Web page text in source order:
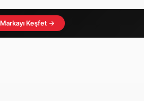
Markayı Keşfet →